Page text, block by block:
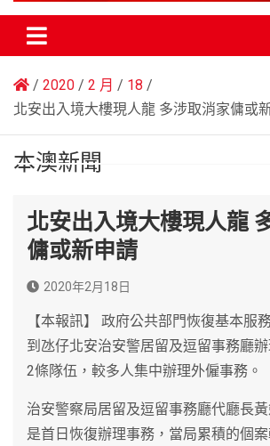
2020 2 月
18
北安出入境大樓現人龍 多涉取消家傭或
本澳新聞
北安出入境大樓現人龍
傭或新申請
2020年2月18日
【本報訊】 政府公共部門恢復基本服
到氹仔北安治安警居留及逗留事務廳
2條隊伍，較多人集中辦理外僱事務。
治安警察局居留及逗留事務廳代廳長
是首日恢復辦理事務，當局累積的個